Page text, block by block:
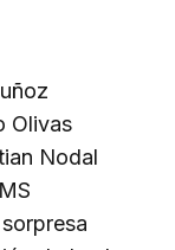
Olivas
Nodal